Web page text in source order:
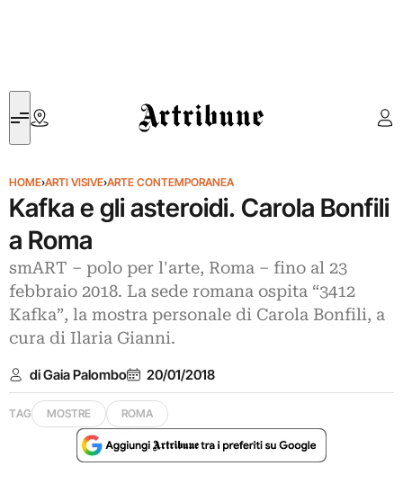
Artribune
HOME›ARTI VISIVE›ARTE CONTEMPORANEA
Kafka e gli asteroidi. Carola Bonfili
a Roma
smART – polo per l'arte, Roma ‒ fino al 23
febbraio 2018. La sede romana ospita “3412
Kafka”, la mostra personale di Carola Bonfili, a
cura di Ilaria Gianni.
di Gaia Palombo 20/01/2018
TAG MOSTRE ROMA